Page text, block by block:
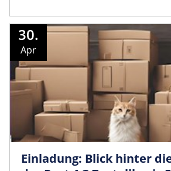
30.
Apr
Einladung: Blick hinter